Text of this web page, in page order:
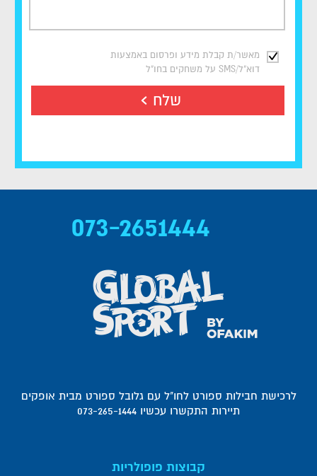
מאשר/ת קבלת מידע ופרסום באמצעות
דוא"ל/SMS על משחקים בחו"ל
שלח
073-2651444
לרכישת חבילות ספורט לחו"ל עם גלובל ספורט מבית אופקים
תיירות התקשרו עכשיו 073-265-1444
קבוצות פופולריות